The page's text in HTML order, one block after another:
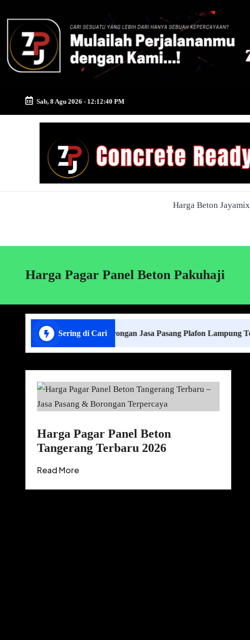
content
Sab, 8 Agu 2026 - 12:12:41 PM
Harga Beton Jayamix
Harga Pagar Panel Beton Pakuhaji
Sering di Cari
Harga Borongan Jasa Pasang Plafon Lampung Terdekat
Harga Pagar Panel Beton
Tangerang Terbaru 2026
Read More